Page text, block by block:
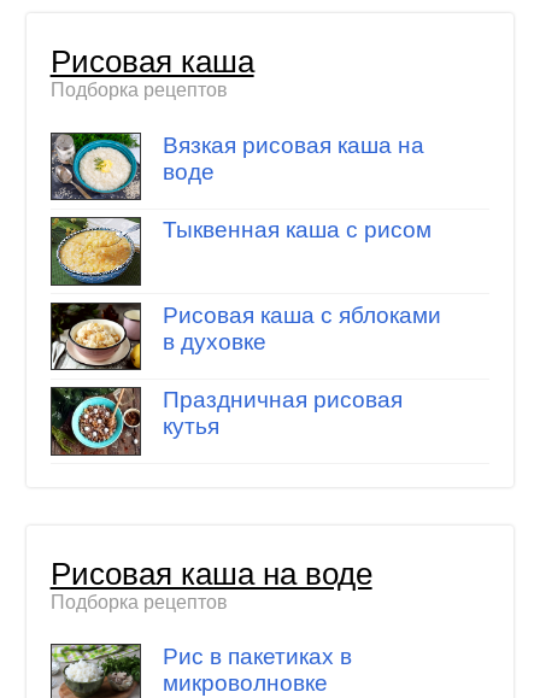
Рисовая каша
Подборка рецептов
Вязкая рисовая каша на
воде
Тыквенная каша с рисом
Рисовая каша с яблоками
в духовке
Праздничная рисовая
кутья
Рисовая каша на воде
Подборка рецептов
Рис в пакетиках в
микроволновке